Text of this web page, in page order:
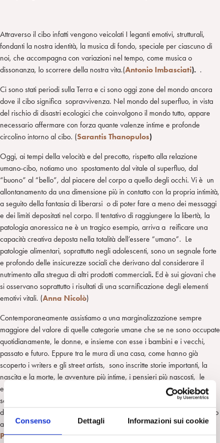
Consenso Dettagli Informazioni sui cookie
Attraverso il cibo infatti vengono veicolati I leganti emotivi, strutturali,
fondanti la nostra identità, la musica di fondo, speciale per ciascuno di
noi, che accompagna con variazioni nel tempo, come musica o
dissonanza, lo scorrere della nostra vita.(Antonio Imbasciati). .
Ci sono stati periodi sulla Terra e ci sono oggi zone del mondo ancora
dove il cibo significa sopravvivenza. Nel mondo del superfluo, in vista
del rischio di disastri ecologici che coinvolgono il mondo tutto, appare
necessario affermare con forza quante valenze intime e profonde
circolino intorno al cibo. (Sarantis Thanopulos)
Oggi, ai tempi della velocità e del precotto, rispetto alla relazione
umano-cibo, notiamo uno spostamento dal vitale al superfluo, dal
“buono” al “bello”, dal piacere del corpo a quello degli occhi. Vi è un
allontanamento da una dimensione più in contatto con la propria intimità,
a seguito della fantasia di liberarsi o di poter fare a meno dei messaggi
e dei limiti depositati nel corpo. Il tentativo di raggiungere la libertà, la
patologia anoressica ne è un tragico esempio, arriva a reificare una
capacità creativa deposta nella totalità dell’essere “umano”. Le
patologie alimentari, soprattutto negli adolescenti, sono un segnale forte
e profondo delle insicurezze sociali che derivano dal considerare il
nutrimento alla stregua di altri prodotti commerciali. Ed è sui giovani che
si osservano soprattutto i risultati di una scarnificazione degli elementi
emotivi vitali. (Anna Nicolò)
Contemporaneamente assistiamo a una marginalizzazione sempre
maggiore del valore di quelle categorie umane che se ne sono occupate
quotidianamente, le donne, e insieme con esse i bambini e i vecchi,
passato e futuro. Eppure tra le mura di una casa, come hanno già
scoperto i writers e gli street artists, sono inscritte storie importanti, la
nascita e la morte, le avventure più intime, i pensieri più nascosti, le
emozioni più estreme, la bontà e la rabbia, la dedizione e la
sopraffazione. E’ intorno a una tavola imbandita che si prendono
decisioni (buone e cattive), come ci racconta la storia dell’Arte, e intorno
ad essa si festeggia tutto della vita e si esorcizza la morte.(Gianni
Pittiglio).